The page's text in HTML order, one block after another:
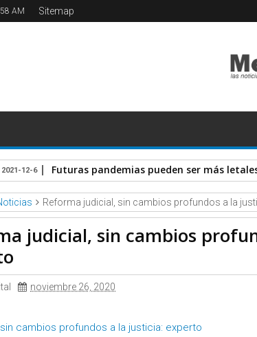
AM Sitemap
Futuras pandemias pueden ser más
2021-12-6
Reforma judicial, sin cambios profundos a la
judicial, sin cambios
noviembre 26, 2020
cambios profundos a la justicia: experto